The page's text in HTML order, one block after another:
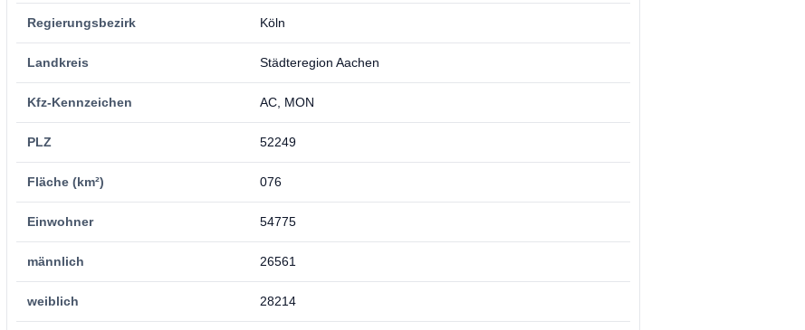
Regierungsbezirk Köln
Landkreis Städteregion Aachen
Kfz-Kennzeichen AC, MON
PLZ 52249
Fläche (km²) 076
Einwohner 54775
männlich 26561
weiblich 28214